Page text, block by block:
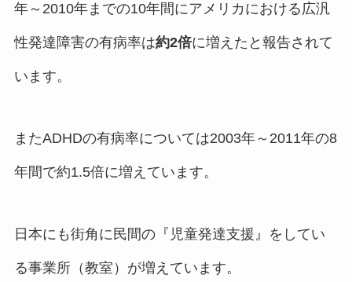
年～2010年までの10年間にアメリカにおける広汎
性発達障害の有病率は約2倍に増えたと報告されて
います。
またADHDの有病率については2003年～2011年の8
年間で約1.5倍に増えています。
日本にも街角に民間の『児童発達支援』をしてい
る事業所（教室）が増えています。